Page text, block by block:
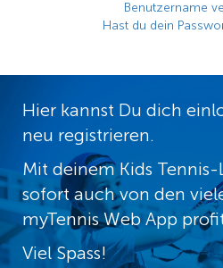
Hier kannst Du dich
neu registrieren.
Mit deinem Kids
sofort auch von den
myTennis Web App
Viel Spass!
Benutzername
Hast du dein